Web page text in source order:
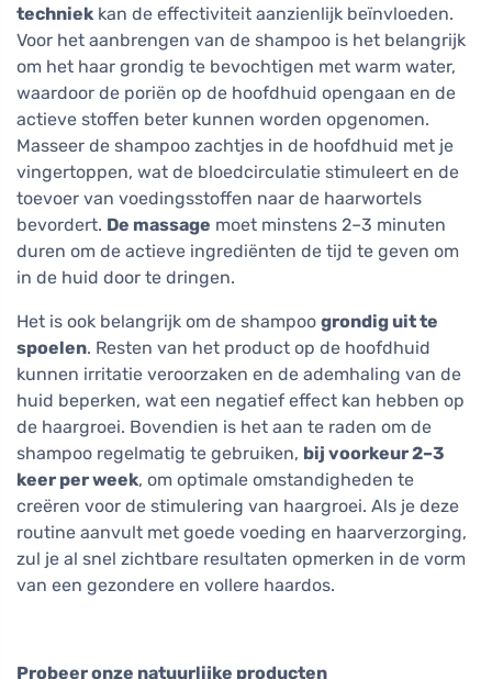
techniek kan de effectiviteit aanzienlijk beïnvloeden.
Voor het aanbrengen van de shampoo is het belangrijk
om het haar grondig te bevochtigen met warm water,
waardoor de poriën op de hoofdhuid opengaan en de
actieve stoffen beter kunnen worden opgenomen.
Masseer de shampoo zachtjes in de hoofdhuid met je
vingertoppen, wat de bloedcirculatie stimuleert en de
toevoer van voedingsstoffen naar de haarwortels
bevordert. De massage moet minstens 2–3 minuten
duren om de actieve ingrediënten de tijd te geven om
in de huid door te dringen.
Het is ook belangrijk om de shampoo grondig uit te
spoelen. Resten van het product op de hoofdhuid
kunnen irritatie veroorzaken en de ademhaling van de
huid beperken, wat een negatief effect kan hebben op
de haargroei. Bovendien is het aan te raden om de
shampoo regelmatig te gebruiken, bij voorkeur 2–3
keer per week, om optimale omstandigheden te
creëren voor de stimulering van haargroei. Als je deze
routine aanvult met goede voeding en haarverzorging,
zul je al snel zichtbare resultaten opmerken in de vorm
van een gezondere en vollere haardos.
Probeer onze natuurlijke producten